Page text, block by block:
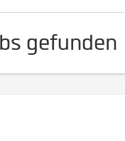
gefunden